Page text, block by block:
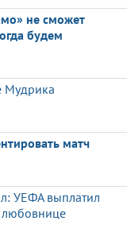
не сможет
будем
Мудрика
матч
УЕФА выплатил
любовнице